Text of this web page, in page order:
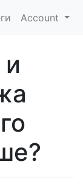
Account